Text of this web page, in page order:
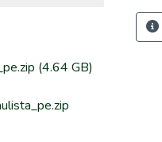
(4.64 GB)